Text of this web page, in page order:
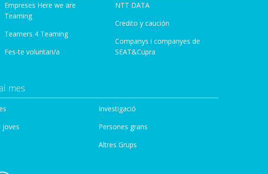
Empreses Here we are
Teaming
Teamers 4 Teaming
Fes-te voluntari/a
NTT DATA
Credito y caución
Companys i companyes de
SEAT&Cupra
mes
joves
Investigació
Persones grans
Altres Grups